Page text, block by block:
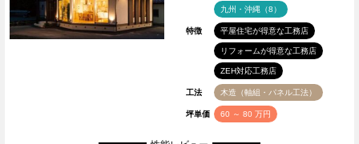
九州・沖縄（8）
特徴 平屋住宅が得意な工務店
リフォームが得意な工務店
ZEH対応工務店
工法 木造（軸組・パネル工法）
坪単価 60 ～ 80 万円